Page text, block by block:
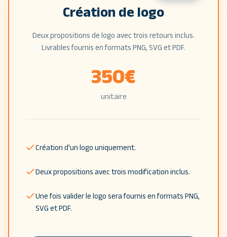
Création de logo
Deux propositions de logo avec trois retours inclus.
Livrables fournis en formats PNG, SVG et PDF.
350€
unitaire
Création d'un logo uniquement.
Deux propositions avec trois modification inclus.
Une fois valider le logo sera fournis en formats PNG,
SVG et PDF.